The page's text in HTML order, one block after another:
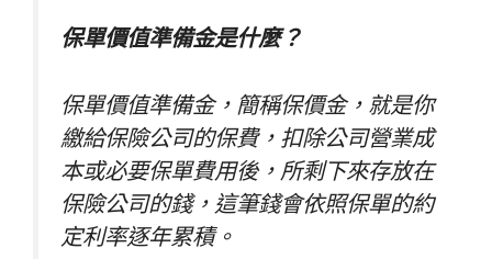
保單價值準備金是什麼？
保單價值準備金，簡稱保價金，就是你
繳給保險公司的保費，扣除公司營業成
本或必要保單費用後，所剩下來存放在
保險公司的錢，這筆錢會依照保單的約
定利率逐年累積。